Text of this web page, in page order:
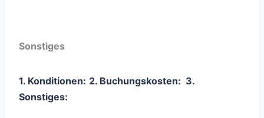
Sonstiges
1. Konditionen: 2. Buchungskosten: 3.
Sonstiges: